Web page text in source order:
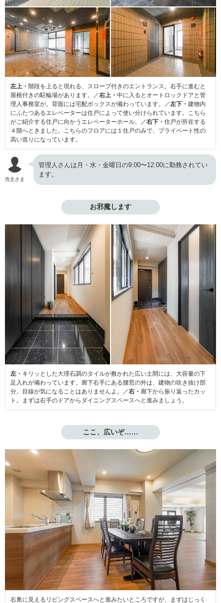
左上・ 階段を上ると現れる、スロープ付きのエントランス。右手に進むと
屋根付きの駐輪場があります。／右上・ 中に入るとオートロックドアと管
理人事務室が。背面には宅配ボックスが備わっています。／左下・ 建物内
にふたつあるエレベーターは住戸によって使い分けられています。こちら
がご紹介する住戸に向かうエレベーターホール。／右下・ 住戸が所在する
４階へときました。こちらのフロアには１住戸のみで、プライベート性の
高い造りになっています。
売主さま
管理人さんは月・水・金曜日の9:00〜12:00に勤務されてい
ます。
お邪魔します
左・ キリッとした大理石調のタイルが敷かれた広い土間には、大容量の下
足入れが備わっています。廊下右手にある腰窓の外は、建物の吹き抜け部
分。目線が気になることはありませんよ。／右・ 廊下から振り返ったカッ
ト。まずは右手のドアからダイニングスペースへと進みましょう。
ここ、広いぞ……
右奥に見えるリビングスペースへと進みたいところですが、まずはじっく